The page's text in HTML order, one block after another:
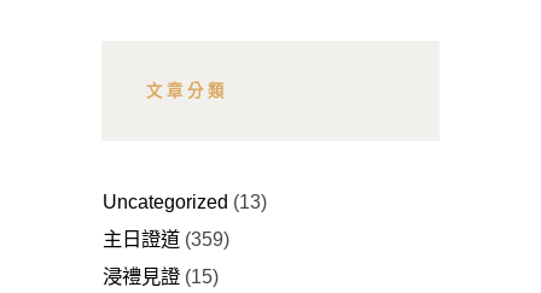
文章分類
Uncategorized (13)
主日證道 (359)
浸禮見證 (15)